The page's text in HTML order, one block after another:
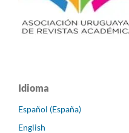
Idioma
Español (España)
English